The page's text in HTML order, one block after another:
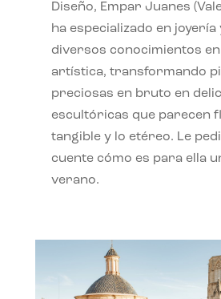
Diseño, Empar Juanes
ha especializado en joyería
diversos conocimientos
artística, transformando
preciosas en bruto en
escultóricas que parecen
tangible y lo etéreo. Le
cuente cómo es para ella
verano.